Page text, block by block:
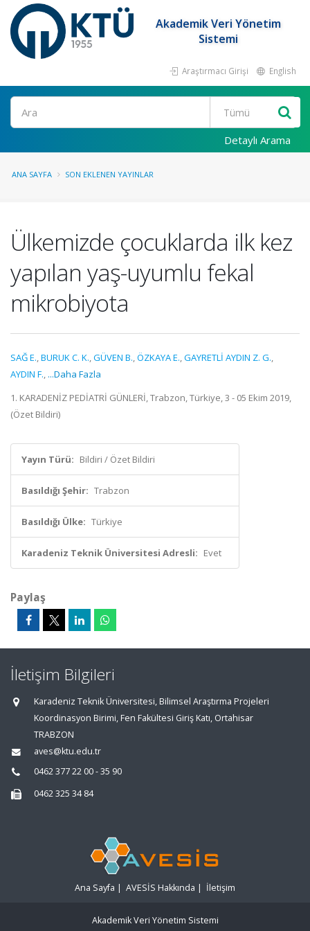
Akademik Veri Yönetim
Sistemi
Araştırmacı Girişi English
Ara
Detaylı Arama
ANA SAYFA SON EKLENEN YAYINLAR
Ülkemizde çocuklarda ilk kez
yapılan yaş-uyumlu fekal
mikrobiyota
SAĞ E.,BURUK C. K.,GÜVEN B.,ÖZKAYA E.,GAYRETLİ AYDIN Z. G.,
AYDIN F., ...Daha Fazla
1. KARADENİZ PEDİATRİ GÜNLERİ, Trabzon, Türkiye, 3 - 05 Ekim 2019,
(Özet Bildiri)
Yayın Türü: Bildiri / Özet Bildiri
Basıldığı Şehir: Trabzon
Basıldığı Ülke: Türkiye
Karadeniz Teknik Üniversitesi Adresli: Evet
Paylaş
İletişim Bilgileri
Karadeniz Teknik Üniversitesi, Bilimsel Araştırma Projeleri
Koordinasyon Birimi, Fen Fakültesi Giriş Katı, Ortahisar
TRABZON
aves@ktu.edu.tr
0462 377 22 00 - 35 90
0462 325 34 84
Ana Sayfa | AVESİS Hakkında | İletişim
Akademik Veri Yönetim Sistemi